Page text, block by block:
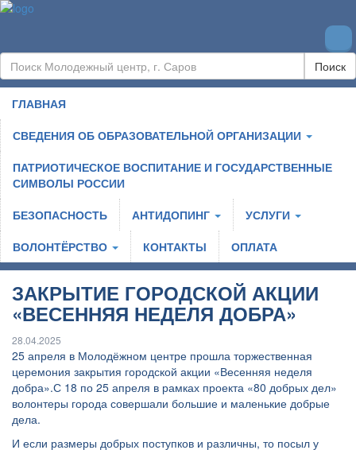
Поиск
ГЛАВНАЯ
СВЕДЕНИЯ ОБ ОБРАЗОВАТЕЛЬНОЙ ОРГАНИЗАЦИИ
ПАТРИОТИЧЕСКОЕ ВОСПИТАНИЕ И ГОСУДАРСТВЕННЫЕ
СИМВОЛЫ РОССИИ
БЕЗОПАСНОСТЬ
АНТИДОПИНГ
УСЛУГИ
ВОЛОНТЁРСТВО
КОНТАКТЫ ОПЛАТА
ЗАКРЫТИЕ ГОРОДСКОЙ АКЦИИ
«ВЕСЕННЯЯ НЕДЕЛЯ ДОБРА»
28.04.2025
25 апреля в Молодёжном центре прошла торжественная
церемония закрытия городской акции «Весенняя неделя
добра».С 18 по 25 апреля в рамках проекта «80 добрых дел»
волонтеры города совершали большие и маленькие добрые
дела.
И если размеры добрых поступков и различны, то посыл у